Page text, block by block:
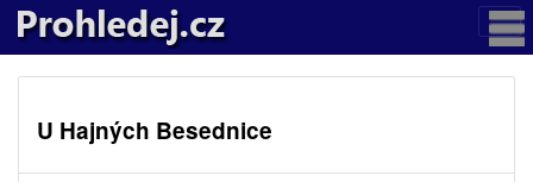
U Hajných Besednice